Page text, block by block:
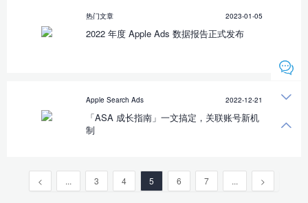
热门文章 2023-01-05
2022 年度 Apple Ads 数据报告正式发布
Apple Search Ads 2022-12-21
「ASA 成长指南」一文搞定，关联账号新机
制
< ... 3 4 5 6 7 ... >